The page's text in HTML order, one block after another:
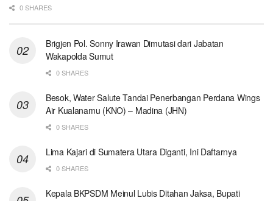
0 SHARES
Brigjen Pol. Sonny Irawan Dimutasi dari Jabatan
Wakapolda Sumut
0 SHARES
Besok, Water Salute Tandai Penerbangan Perdana Wings
Air Kualanamu (KNO) – Madina (JHN)
0 SHARES
Lima Kajari di Sumatera Utara Diganti, Ini Daftarnya
0 SHARES
Kepala BKPSDM Meinul Lubis Ditahan Jaksa, Bupati